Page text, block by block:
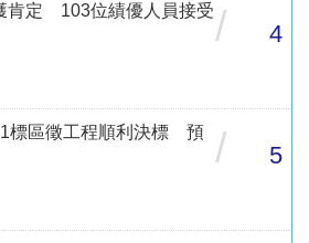
肯定 103位績優人員接受/ 4
標區徵工程順利決標 預
/ 5